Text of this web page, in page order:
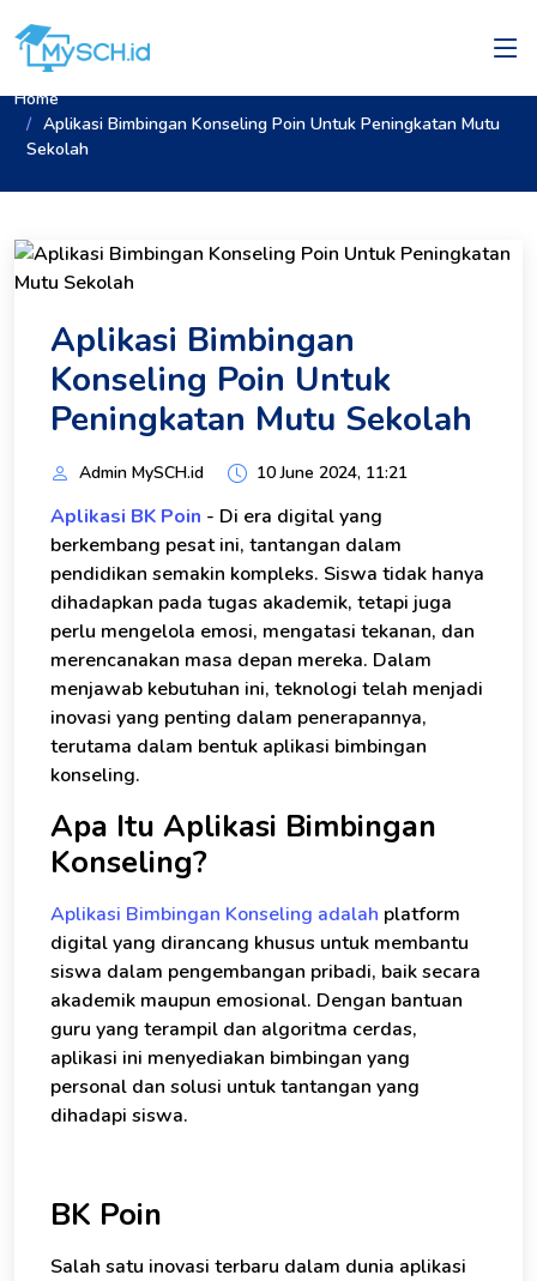
Home
Aplikasi Bimbingan Konseling Poin Untuk Peningkatan Mutu
Sekolah
Aplikasi Bimbingan
Konseling Poin Untuk
Peningkatan Mutu Sekolah
Admin MySCH.id 10 June 2024, 11:21
Aplikasi BK Poin - Di era digital yang
berkembang pesat ini, tantangan dalam
pendidikan semakin kompleks. Siswa tidak hanya
dihadapkan pada tugas akademik, tetapi juga
perlu mengelola emosi, mengatasi tekanan, dan
merencanakan masa depan mereka. Dalam
menjawab kebutuhan ini, teknologi telah menjadi
inovasi yang penting dalam penerapannya,
terutama dalam bentuk aplikasi bimbingan
konseling.
Apa Itu Aplikasi Bimbingan
Konseling?
Aplikasi Bimbingan Konseling adalah platform
digital yang dirancang khusus untuk membantu
siswa dalam pengembangan pribadi, baik secara
akademik maupun emosional. Dengan bantuan
guru yang terampil dan algoritma cerdas,
aplikasi ini menyediakan bimbingan yang
personal dan solusi untuk tantangan yang
dihadapi siswa.
BK Poin
Salah satu inovasi terbaru dalam dunia aplikasi